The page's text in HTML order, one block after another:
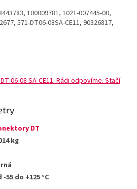
100009781, 1021-007445-00,
571-DT06-08SA-CE11, 90326817,
06-08 SA-CE11. Rádi odpovíme. Stačí
DT
kg
-55 do +125 °C